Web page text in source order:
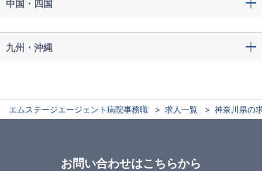
中国・四国
九州・沖縄
エムステージエージェント病院事務職 求人一覧 神奈川県の
お問い合わせはこちらから